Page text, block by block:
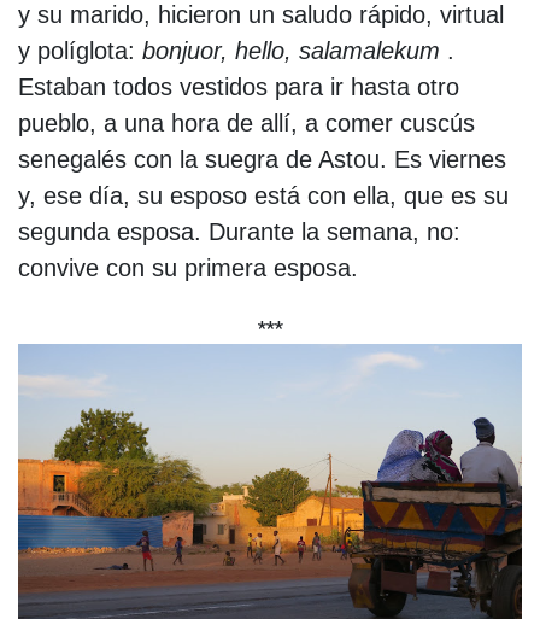
y su marido, hicieron un saludo rápido, virtual
y políglota: bonjuor, hello, salamalekum .
Estaban todos vestidos para ir hasta otro
pueblo, a una hora de allí, a comer cuscús
senegalés con la suegra de Astou. Es viernes
y, ese día, su esposo está con ella, que es su
segunda esposa. Durante la semana, no:
convive con su primera esposa.
***